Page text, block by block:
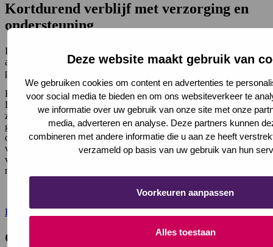
Deze website maakt gebruik van
We gebruiken cookies om content en advertenties te
voor social media te bieden en om ons websiteverkeer te
we informatie over uw gebruik van onze site met onze
media, adverteren en analyse. Deze partners kunnen
combineren met andere informatie die u aan ze heeft
verzameld op basis van uw gebruik van hun
Voorkeuren aanpassen
Alles toestaan
Kortdurend verblijf met verzorging en
ondersteuning
In De Baton zijn vier appartementen voor kortdurend verblijf. Deze
appartementen zijn helemaal ingericht. U hoeft alleen uw
persoonlijke spullen mee te nemen.
Kortdurend verblijf is een tijdelijk verblijf van maximaal 28 dagen.
Deze vorm van verblijf is bedoeld voor mensen die na een
ziekenhuisopname nog niet sterk genoeg zijn om direct naar huis te
gaan, of wanneer een mantelzorger tijdelijk niet beschikbaar is. U
ontvangt de verzorging en ondersteuning die u nodig heeft, maar
volgt geen intensief behandel- of revalidatieprogramma. De
voorwaarde is dat u na deze periode weer veilig en verantwoord
naar huis kunt.
Kortdurend verblijf
Geheugenonderzoek